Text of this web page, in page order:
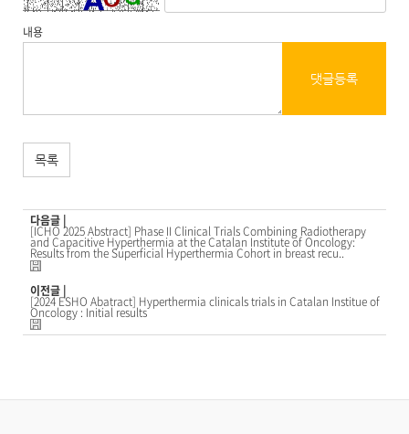
내용
댓글등록
목록
다음글 |
[ICHO 2025 Abstract] Phase II Clinical Trials Combining Radiotherapy
and Capacitive Hyperthermia at the Catalan Institute of Oncology:
Results from the Superficial Hyperthermia Cohort in breast recu..
이전글 |
[2024 ESHO Abatract] Hyperthermia clinicals trials in Catalan Institue of
Oncology : Initial results